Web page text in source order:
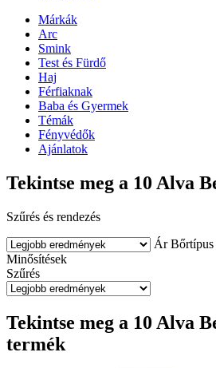
Márkák
Arc
Smink
Test és Fürdő
Haj
Férfiaknak
Baba és Gyermek
Témák
Fényvédők
Ajánlatok
Tekintse meg a 10 Alva
Szűrés és rendezés
Ár Bőrtípus
Minősítések
Szűrés
Tekintse meg a 10 Alva
termék